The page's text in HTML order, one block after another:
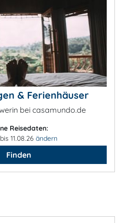
& Ferienhäuser
bei casamundo.de
Reisedaten:
11.08.26 ändern
Finden